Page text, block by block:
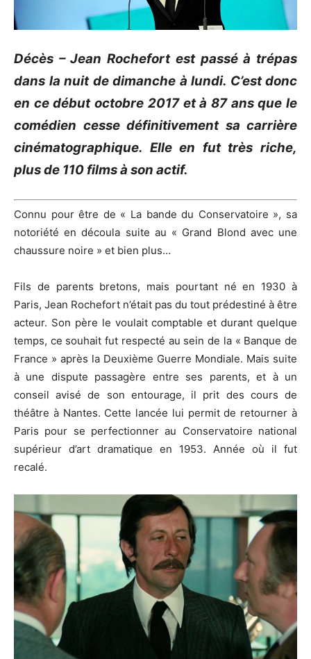
Décès – Jean Rochefort est passé à trépas
dans la nuit de dimanche à lundi. C’est donc
en ce début octobre 2017 et à 87 ans que le
comédien cesse définitivement sa carrière
cinématographique. Elle en fut très riche,
plus de 110 films à son actif.
Connu pour être de « La bande du Conservatoire », sa
notoriété en découla suite au « Grand Blond avec une
chaussure noire » et bien plus…
Fils de parents bretons, mais pourtant né en 1930 à
Paris, Jean Rochefort n’était pas du tout prédestiné à être
acteur. Son père le voulait comptable et durant quelque
temps, ce souhait fut respecté au sein de la « Banque de
France » après la Deuxième Guerre Mondiale. Mais suite
à une dispute passagère entre ses parents, et à un
conseil avisé de son entourage, il prit des cours de
théâtre à Nantes. Cette lancée lui permit de retourner à
Paris pour se perfectionner au Conservatoire national
supérieur d’art dramatique en 1953. Année où il fut
recalé.